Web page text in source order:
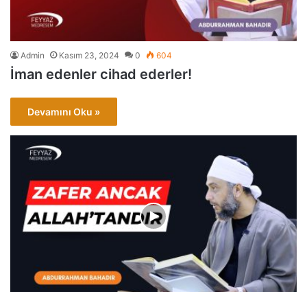
Admin Kasım 23, 2024 0 604
İman edenler cihad ederler!
Devamını Oku »